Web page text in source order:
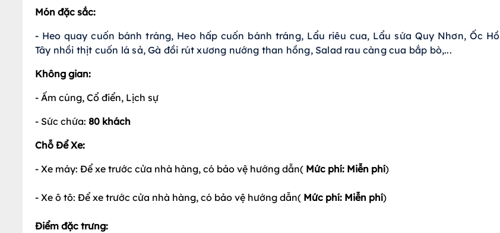
Món đặc sắc:
- Heo quay cuốn bánh tráng, Heo hấp cuốn bánh tráng, Lẩu riêu cua, Lẩu sứa Quy Nhơn, Ốc Hồ
Tây nhồi thịt cuốn lá sả, Gà đồi rút xương nướng than hồng, Salad rau càng cua bắp bò,...
Không gian:
- Ấm cúng, Cổ điển, Lịch sự
- Sức chứa: 80 khách
Chỗ Để Xe:
- Xe máy: Để xe trước cửa nhà hàng, có bảo vệ hướng dẫn( Mức phí: Miễn phí)
- Xe ô tô: Để xe trước cửa nhà hàng, có bảo vệ hướng dẫn( Mức phí: Miễn phí)
Điểm đặc trưng: